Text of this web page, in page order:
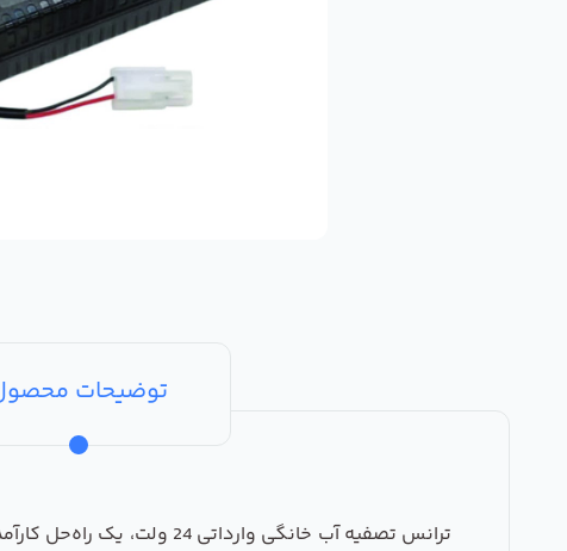
توضیحات
ترانس تصفیه آب خانگی